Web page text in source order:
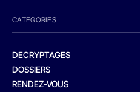
CATEGORIES
DECRYPTAGES
DOSSIERS
RENDEZ-VOUS